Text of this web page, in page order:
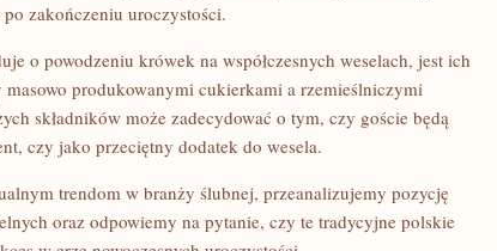
zakończeniu uroczystości.
o powodzeniu krówek na współczesnych weselach, jest ich
produkowanymi cukierkami a rzemieślniczymi
składników może zadecydować o tym, czy goście będą
czy jako przeciętny dodatek do wesela.
trendom w branży ślubnej, przeanalizujemy pozycję
oraz odpowiemy na pytanie, czy te tradycyjne polskie